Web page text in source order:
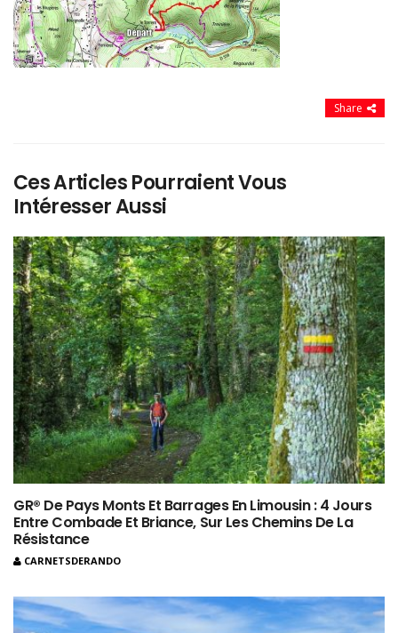
Share
Ces Articles Pourraient Vous
Intéresser Aussi
GR® De Pays Monts Et Barrages En Limousin : 4 Jours
Entre Combade Et Briance, Sur Les Chemins De La
Résistance
CARNETSDERANDO